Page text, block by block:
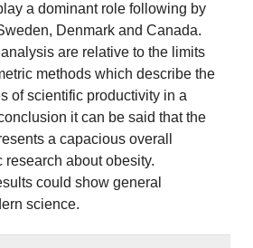
a dominant role following by
Denmark and Canada.
are relative to the limits
methods which describe the
of scientific productivity in a
it can be said that the
a capacious overall
research about obesity.
could show general
science.